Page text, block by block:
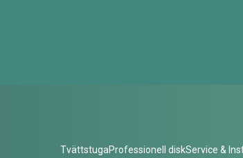
TvättstugaProfessionell diskService &